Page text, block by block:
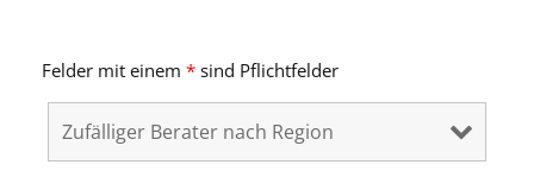
Felder mit einem * sind Pflichtfelder